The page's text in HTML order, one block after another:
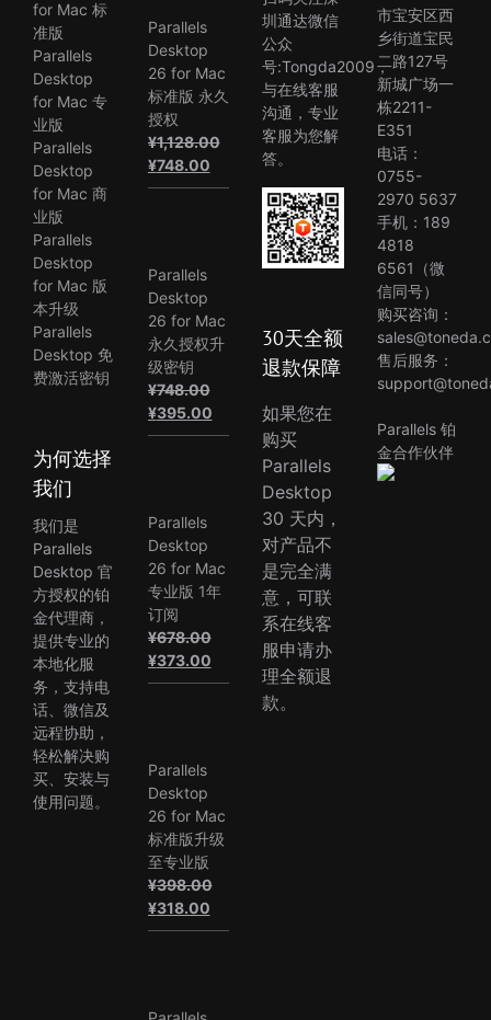
for Mac 标
准版
Parallels
Desktop
for Mac 专
业版
Parallels
Desktop
for Mac 商
业版
Parallels
Desktop
for Mac 版
本升级
Parallels
Desktop 免
费激活密钥
为何选择
我们
我们是
Parallels
Desktop 官
方授权的铂
金代理商，
提供专业的
本地化服
务，支持电
话、微信及
远程协助，
轻松解决购
买、安装与
使用问题。
Parallels
Desktop
26 for Mac
标准版 永久
授权
¥1,128.00
原
价
¥748.00当
前
Parallels
Desktop
26 for Mac
永久授权升
级密钥
¥748.00
原
价
¥395.00当
前
¥395.00。
Parallels
Desktop
26 for Mac
专业版 1年
订阅
¥678.00
原
价
¥373.00当
前
Parallels
Desktop
26 for Mac
标准版升级
至专业版
¥398.00
原
价
¥318.00当
前
圳通达微信
公众
号:Tongda2009，
与在线客服
沟通，专业
客服为您解
答。
30天全额
退款保障
如果您在
购买
Parallels
Desktop
30 天内，
对产品不
是完全满
意，可联
系在线客
服申请办
理全额退
款。
市宝安区西
乡街道宝民
二路127号
新城广场一
栋2211-
E351
电话：
0755-
2970 5637
手机：189
4818
6561（微
信同号）
购买咨询：
售后服务：
Parallels 铂
金合作伙伴